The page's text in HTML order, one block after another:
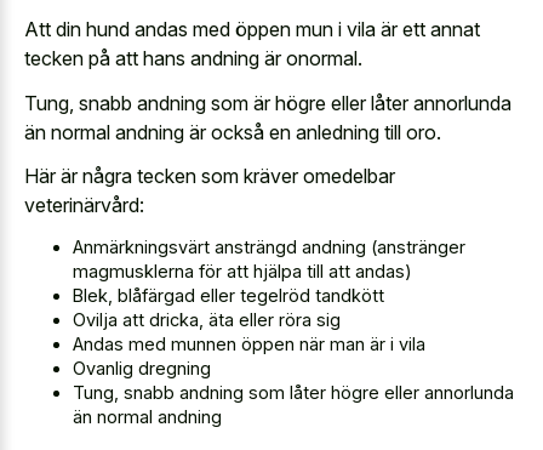
Att din hund andas med öppen mun i vila är ett annat
tecken på att hans andning är onormal.
Tung, snabb andning som är högre eller låter annorlunda
än normal andning är också en anledning till oro.
Här är några tecken som kräver omedelbar
veterinärvård:
Anmärkningsvärt ansträngd andning (anstränger
magmusklerna för att hjälpa till att andas)
Blek, blåfärgad eller tegelröd tandkött
Ovilja att dricka, äta eller röra sig
Andas med munnen öppen när man är i vila
Ovanlig dregning
Tung, snabb andning som låter högre eller annorlunda
än normal andning